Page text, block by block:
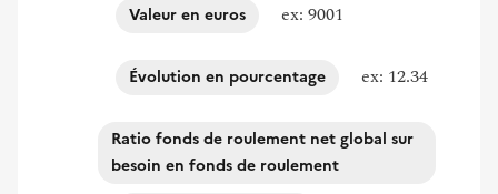
Valeur en euros ex: 9001
Évolution en pourcentage ex: 12.34
Ratio fonds de roulement net global sur
besoin en fonds de roulement